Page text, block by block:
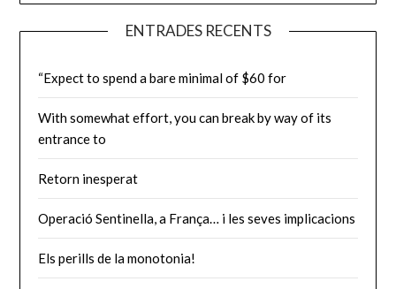
ENTRADES RECENTS
“Expect to spend a bare minimal of $60 for
With somewhat effort, you can break by way of its
entrance to
Retorn inesperat
Operació Sentinella, a França… i les seves implicacions
Els perills de la monotonia!